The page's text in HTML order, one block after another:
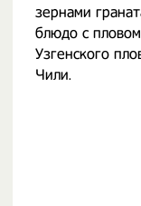
зернами
блюдо с
Узгенского
Чили.